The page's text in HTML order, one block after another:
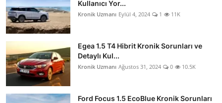
Kullanıcı Yor...
Kronik Uzmanı Eylül 4, 2024 1 11K
Egea 1.5 T4 Hibrit Kronik Sorunları ve
Detaylı Kul...
Kronik Uzmanı Ağustos 31, 2024 0 10.5K
Ford Focus 1.5 EcoBlue Kronik Sorunları